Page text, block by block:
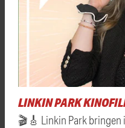
LINKIN PARK
🎬🎸 Linkin Park bringen